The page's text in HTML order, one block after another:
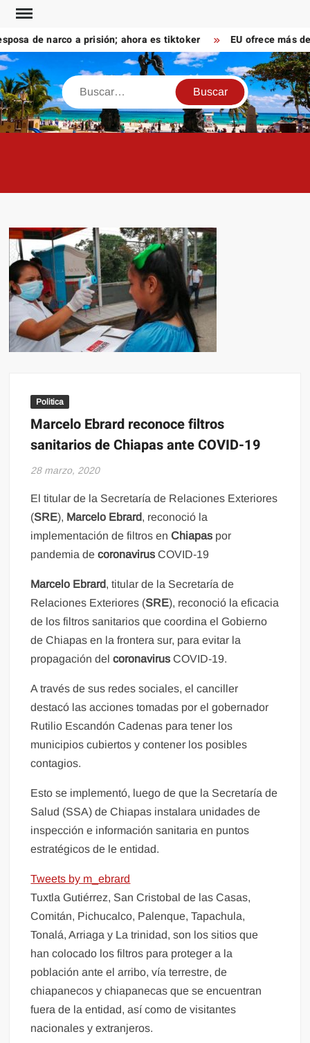
Saltar
contenido
de narco a prisión; ahora es tiktoker EU ofrece más de
Buscar
Politica
Marcelo Ebrard reconoce filtros
sanitarios de Chiapas ante COVID-19
28 marzo, 2020
El titular de la Secretaría de Relaciones Exteriores
(SRE), Marcelo Ebrard, reconoció la
implementación de filtros enChiapas por
pandemia decoronavirus COVID-19
Marcelo Ebrard, titular de la Secretaría de
Relaciones Exteriores (SRE), reconoció la eficacia
de los filtros sanitarios que coordina el Gobierno
de Chiapas en la frontera sur, para evitar la
propagación delcoronavirus COVID-19.
A través de sus redes sociales, el canciller
destacó las acciones tomadas por el gobernador
Rutilio Escandón Cadenas para tener los
municipios cubiertos y contener los posibles
contagios.
Esto se implementó, luego de que la Secretaría de
Salud (SSA) de Chiapas instalara unidades de
inspección e información sanitaria en puntos
estratégicos de le entidad.
Tweets by m_ebrard
Tuxtla Gutiérrez, San Cristobal de las Casas,
Comitán, Pichucalco, Palenque, Tapachula,
Tonalá, Arriaga y La trinidad, son los sitios que
han colocado los filtros para proteger a la
población ante el arribo, vía terrestre, de
chiapanecos y chiapanecas que se encuentran
fuera de la entidad, así como de visitantes
nacionales y extranjeros.